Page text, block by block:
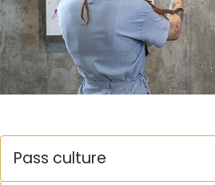
Pass culture